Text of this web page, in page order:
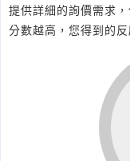
提供詳細的詢價需求
分數越高，您得到的反